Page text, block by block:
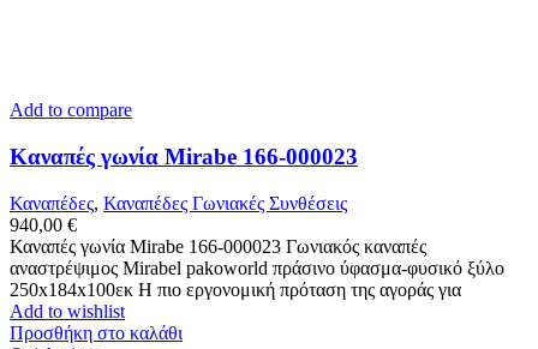
Add to compare
Καναπές γωνία Mirabe 166-000023
Καναπέδες, Καναπέδες Γωνιακές Συνθέσεις
940,00 €
Καναπές γωνία Mirabe 166-000023 Γωνιακός καναπές
αναστρέψιμος Mirabel pakoworld πράσινο ύφασμα-φυσικό ξύλο
250x184x100εκ Η πιο εργονομική πρόταση της αγοράς για
Add to wishlist
Προσθήκη στο καλάθι